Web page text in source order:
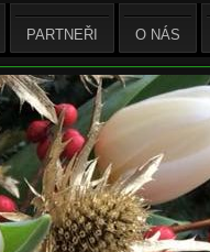
PARTNEŘI O NÁS